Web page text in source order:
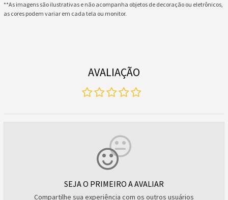
**As imagens são ilustrativas e não acompanha objetos de decoração ou eletrônicos,
as cores podem variar em cada tela ou monitor.
AVALIAÇÃO
SEJA O PRIMEIRO A AVALIAR
Compartilhe sua experiência com os outros usuários